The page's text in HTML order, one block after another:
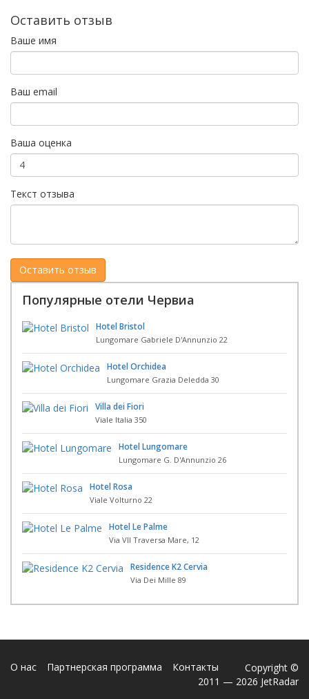
Оставить отзыв
Ваше имя
Ваш email
Ваша оценка
Текст отзыва
Популярные отели Червиа
Hotel Bristol
Lungomare Gabriele D'Annunzio 22
Hotel Orchidea
Lungomare Grazia Deledda 30
Villa dei Fiori
Viale Italia 350
Hotel Lungomare
Lungomare G. D'Annunzio 26
Hotel Rosa
Viale Volturno 22
Hotel Le Palme
Via VII Traversa Mare, 12
Residence K2 Cervia
Via Dei Mille 89
О нас Партнерская программа Контакты
Copyright ©
2011 — 2026 JetRadar